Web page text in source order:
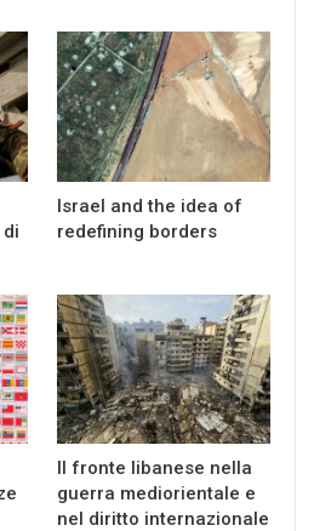
Israel and the idea of
redefining borders
Il fronte libanese nella
guerra mediorientale e
nel diritto internazionale